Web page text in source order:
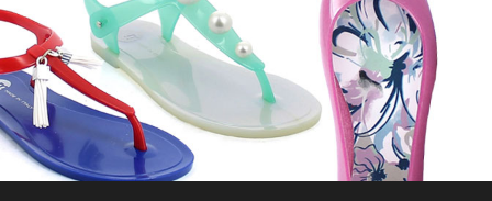
ABOUT US
MODELLI BASE
COLLEZIONI
STAMPI E MACCHINARI
COMUNICAZIONE